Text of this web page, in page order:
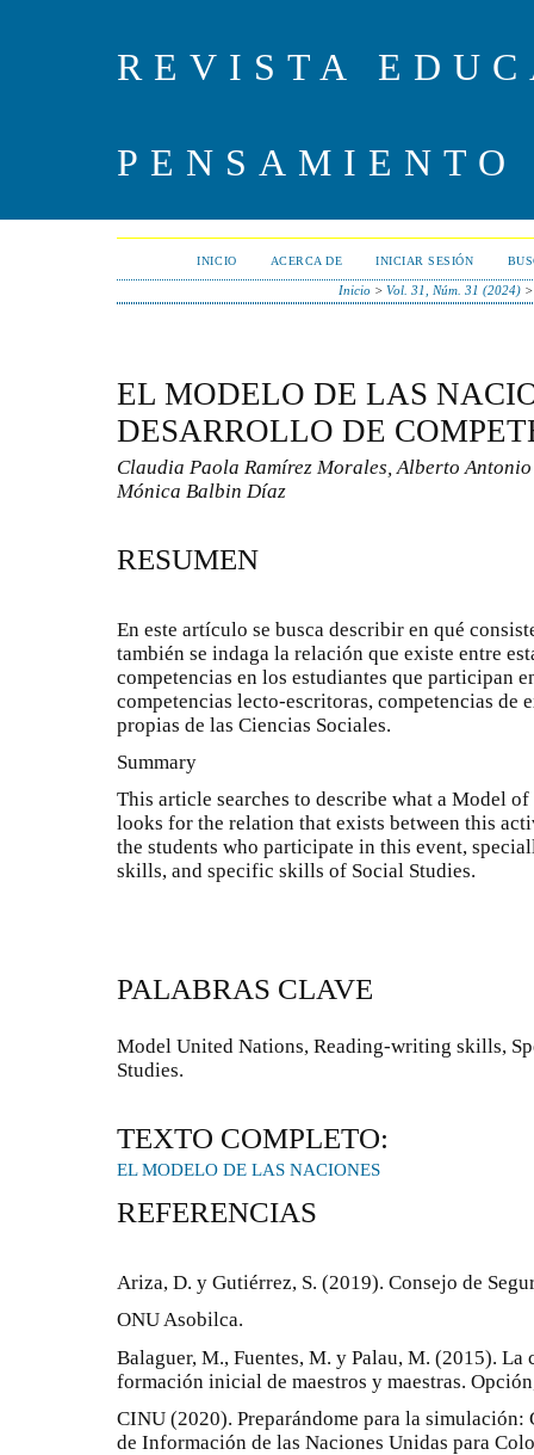
REVISTA
PENSAMIENTO
INICIO ACERCA DE INICIAR SESIÓN
Inicio >Vol. 31, Núm. 31 (2024)
EL MODELO DE LAS
DESARROLLO DE
Claudia Paola Ramírez Morales, Alberto
Mónica Balbin Díaz
RESUMEN
En este artículo se busca describir en qué
también se indaga la relación que existe entre
competencias en los estudiantes que participan
competencias lecto-escritoras, competencias de
propias de las Ciencias Sociales.
Summary
This article searches to describe what a Model
looks for the relation that exists between this
the students who participate in this event,
skills, and specific skills of Social Studies.
PALABRAS CLAVE
Model United Nations, Reading-writing skills,
Studies.
TEXTO COMPLETO:
EL MODELO DE LAS NACIONES
REFERENCIAS
Ariza, D. y Gutiérrez, S. (2019). Consejo de
ONU Asobilca.
Balaguer, M., Fuentes, M. y Palau, M. (2015).
formación inicial de maestros y maestras.
CINU (2020). Preparándome para la
de Información de las Naciones Unidas para